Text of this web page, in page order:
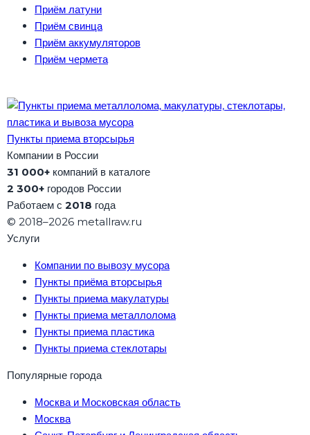
Приём латуни
Приём свинца
Приём аккумуляторов
Приём чермета
Пункты приема вторсырья
Компании в России
31 000+ компаний в каталоге
2 300+ городов России
Работаем с 2018 года
© 2018–2026 metallraw.ru
Услуги
Компании по вывозу мусора
Пункты приёма вторсырья
Пункты приема макулатуры
Пункты приема металлолома
Пункты приема пластика
Пункты приема стеклотары
Популярные города
Москва и Московская область
Москва